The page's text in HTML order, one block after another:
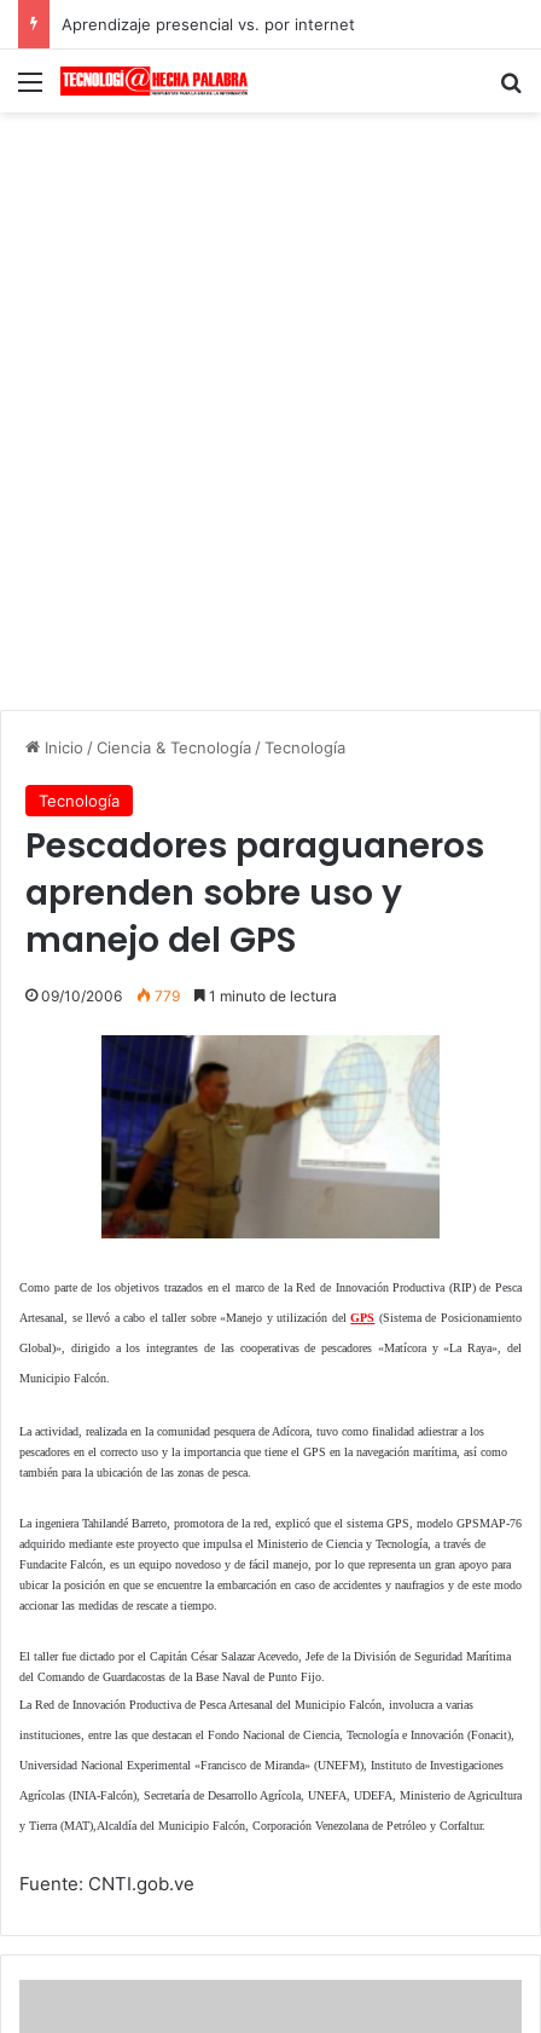
Aprendizaje presencial vs. por internet
Menú
Inicio /Ciencia & Tecnología /Tecnología
Tecnología
Pescadores paraguaneros
aprenden sobre uso y
manejo del GPS
09/10/2006 779 1 minuto de lectura
Como parte de los objetivos trazados en el marco de la Red de Innovación Productiva (RIP) de Pesca
Artesanal, se llevó a cabo el taller sobre «Manejo y utilización delGPS (Sistema de Posicionamiento
Global)», dirigido a los integrantes de las cooperativas de pescadores «Matícora y «La Raya», del
Municipio Falcón.
La actividad, realizada en la comunidad pesquera de Adícora, tuvo como finalidad adiestrar a los
pescadores en el correcto uso y la importancia que tiene el GPS en la navegación marítima, así como
también para la ubicación de las zonas de pesca.
La ingeniera Tahilandé Barreto, promotora de la red, explicó que el sistema GPS, modelo GPSMAP-76
adquirido mediante este proyecto que impulsa el Ministerio de Ciencia y Tecnología, a través de
Fundacite Falcón, es un equipo novedoso y de fácil manejo, por lo que representa un gran apoyo para
ubicar la posición en que se encuentre la embarcación en caso de accidentes y naufragios y de este modo
accionar las medidas de rescate a tiempo.
El taller fue dictado por el Capitán César Salazar Acevedo, Jefe de la División de Seguridad Marítima
del Comando de Guardacostas de la Base Naval de Punto Fijo.
La Red de Innovación Productiva de Pesca Artesanal del Municipio Falcón, involucra a varias
instituciones, entre las que destacan el Fondo Nacional de Ciencia, Tecnología e Innovación (Fonacit),
Universidad Nacional Experimental «Francisco de Miranda» (UNEFM), Instituto de Investigaciones
Agrícolas (INIA-Falcón), Secretaría de Desarrollo Agrícola, UNEFA, UDEFA, Ministerio de Agricultura
y Tierra (MAT),Alcaldía del Municipio Falcón, Corporación Venezolana de Petróleo y Corfaltur.
Fuente: CNTI.gob.ve